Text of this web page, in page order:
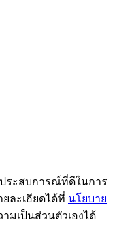
ระสบการณ์ที่ดีในการ
ละเอียดได้ที่ นโยบาย
มเป็นส่วนตัวเองได้